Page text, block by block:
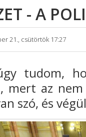
- A
21., csütörtök 17:27
tudom,
mert az
szó, és